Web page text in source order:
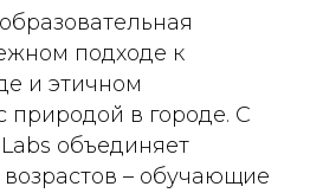
подходе к
и этичном
природой в городе. С
объединяет
– обучающие